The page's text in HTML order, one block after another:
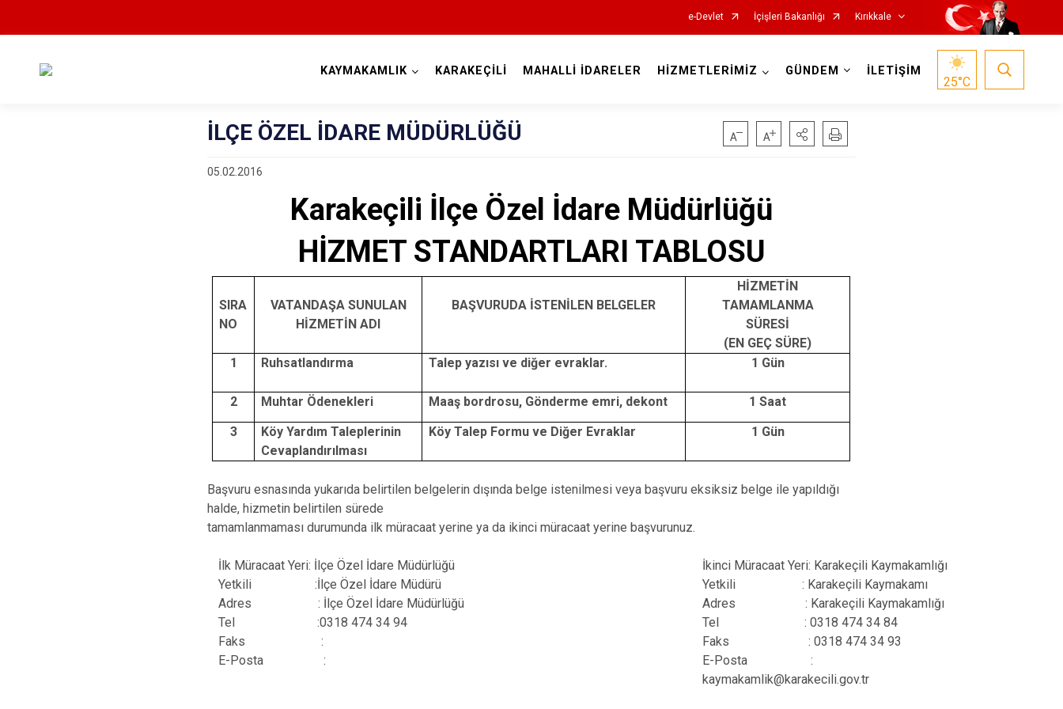
e-Devlet İçişleri Bakanlığı Kırıkkale
Balışeyh
Sulakyurt
Yahşihan
KAYMAKAMLIK KARAKEÇİLİ MAHALLİ İDARELER HİZMETLERİMİZ GÜNDEM İLETİŞİM
25°C
İLÇE ÖZEL İDARE MÜDÜRLÜĞÜ
05.02.2016
Karakeçili İlçe Özel İdare Müdürlüğü
HİZMET STANDARTLARI TABLOSU
SIRA
NO
VATANDAŞA SUNULAN
HİZMETİN ADI
BAŞVURUDA İSTENİLEN BELGELER
HİZMETİN
TAMAMLANMA
SÜRESİ
(EN GEÇ SÜRE)
1
Ruhsatlandırma Talep yazısı ve diğer evraklar. 1 Gün
2 Muhtar Ödenekleri Maaş bordrosu, Gönderme emri, dekont
1 Saat
3
Köy Yardım Taleplerinin
Cevaplandırılması
Köy Talep Formu ve Diğer Evraklar 1 Gün
Başvuru esnasında yukarıda belirtilen belgelerin dışında belge istenilmesi veya başvuru eksiksiz belge ile yapıldığı
halde, hizmetin belirtilen sürede
tamamlanmaması durumunda ilk müracaat yerine ya da ikinci müracaat yerine başvurunuz.
İlk Müracaat Yeri: İlçe Özel İdare Müdürlüğü
Yetkili :İlçe Özel İdare Müdürü
Adres : İlçe Özel İdare Müdürlüğü
Tel :0318 474 34 94
Faks :
E-Posta :
İkinci Müracaat Yeri: Karakeçili Kaymakamlığı
Yetkili : Karakeçili Kaymakamı
Adres : Karakeçili Kaymakamlığı
Tel : 0318 474 34 84
Faks : 0318 474 34 93
E-Posta :
kaymakamlik@karakecili.gov.tr